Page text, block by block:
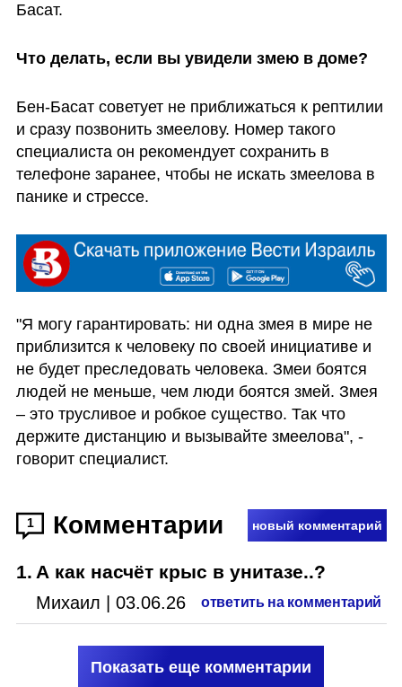
Басат.
Что делать, если вы увидели змею в доме?
Бен-Басат советует не приближаться к рептилии
и сразу позвонить змеелову. Номер такого
специалиста он рекомендует сохранить в
телефоне заранее, чтобы не искать змеелова в
панике и стрессе.
"Я могу гарантировать: ни одна змея в мире не
приблизится к человеку по своей инициативе и
не будет преследовать человека. Змеи боятся
людей не меньше, чем люди боятся змей. Змея
– это трусливое и робкое существо. Так что
держите дистанцию и вызывайте змеелова", -
говорит специалист.
1 Комментарии новый комментарий
1. А как насчёт крыс в унитазе..?
Михаил 03.06.26 ответить на комментарий
Показать еще комментарии